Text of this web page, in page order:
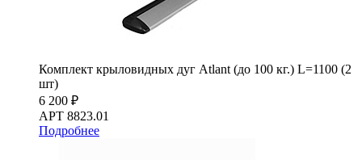
Комплект крыловидных дуг Atlant (до 100 кг.) L=1100 (2
шт)
6 200 ₽
АРТ 8823.01
Подробнее